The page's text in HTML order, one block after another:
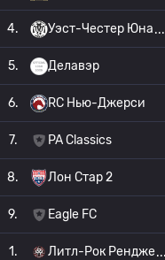
4. Уэст-Честер Юна
5. Делавэр
6. RC Нью-Джерси
7. PA Classics
8. Лон Стар 2
9. Eagle FC
1. Литл-Рок Рендже